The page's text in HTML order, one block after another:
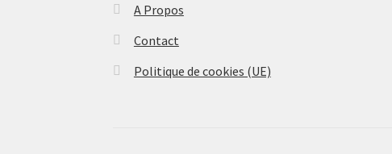
A Propos
Contact
Politique de cookies (UE)